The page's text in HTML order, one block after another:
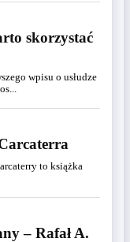
skorzystać
wpisu o usłudze
to książka
– Rafał A.